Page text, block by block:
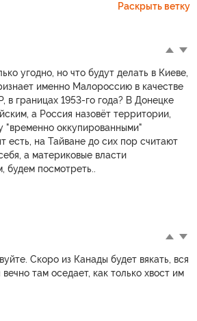
Раскрыть ветку
угодно, но что будут делать в Киеве,
именно Малороссию в качестве
в границах 1953-го года? В Донецке
а Россия назовёт территории,
"временно оккупированными"
есть, на Тайване до сих пор считают
а материковые власти
будем посмотреть..
Скоро из Канады будет вякать, вся
там оседает, как только хвост им